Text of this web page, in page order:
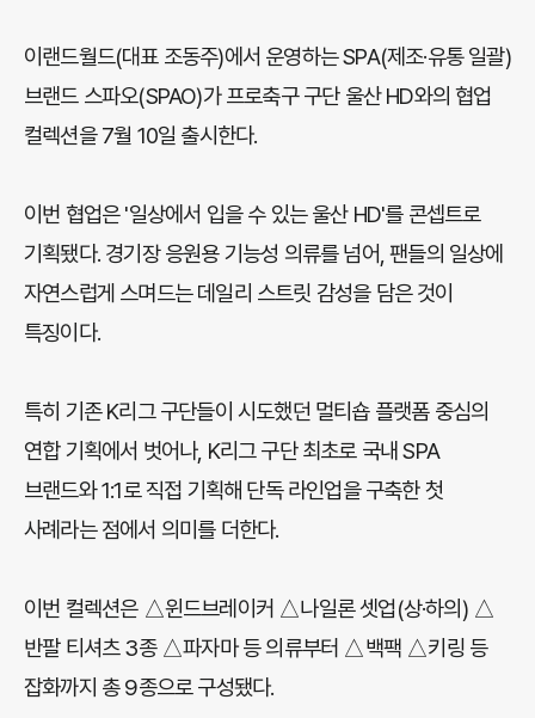
이랜드월드(대표 조동주)에서 운영하는 SPA(제조·유통 일괄)
브랜드 스파오(SPAO)가 프로축구 구단 울산 HD와의 협업
컬렉션을 7월 10일 출시한다.
이번 협업은 '일상에서 입을 수 있는 울산 HD'를 콘셉트로
기획됐다. 경기장 응원용 기능성 의류를 넘어, 팬들의 일상에
자연스럽게 스며드는 데일리 스트릿 감성을 담은 것이
특징이다.
특히 기존 K리그 구단들이 시도했던 멀티숍 플랫폼 중심의
연합 기획에서 벗어나, K리그 구단 최초로 국내 SPA
브랜드와 1:1로 직접 기획해 단독 라인업을 구축한 첫
사례라는 점에서 의미를 더한다.
이번 컬렉션은 △윈드브레이커 △나일론 셋업(상·하의) △
반팔 티셔츠 3종 △파자마 등 의류부터 △백팩 △키링 등
잡화까지 총 9종으로 구성됐다.